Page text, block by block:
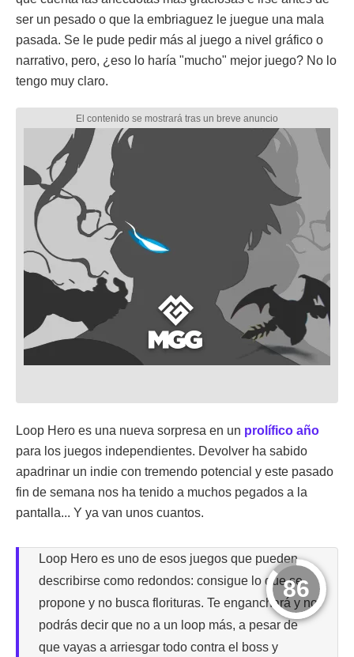
ser un pesado o que la embriaguez le juegue una mala
pasada. Se le pude pedir más al juego a nivel gráfico o
narrativo, pero, ¿eso lo haría "mucho" mejor juego? No lo
tengo muy claro.
Loop Hero es una nueva sorpresa en un prolífico año
para los juegos independientes. Devolver ha sabido
apadrinar un indie con tremendo potencial y este pasado
fin de semana nos ha tenido a muchos pegados a la
pantalla... Y ya van unos cuantos.
86
Loop Hero es uno de esos juegos que pueden
describirse como redondos: consigue lo que se
propone y no busca florituras. Te enganchará y no
podrás decir que no a un loop más, a pesar de
que vayas a arriesgar todo contra el boss y